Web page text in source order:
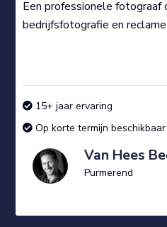
Een professionele fotograaf
bedrijfsfotografie en
15+ jaar ervaring
Op korte termijn beschikbaar
Van Hees
Purmerend